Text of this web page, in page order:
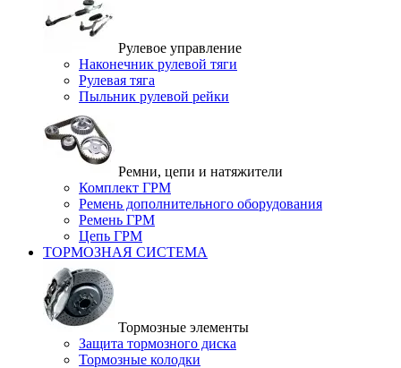
Рулевое управление
Наконечник рулевой тяги
Рулевая тяга
Пыльник рулевой рейки
Ремни, цепи и натяжители
Комплект ГРМ
Ремень дополнительного оборудования
Ремень ГРМ
Цепь ГРМ
ТОРМОЗНАЯ СИСТЕМА
Тормозные элементы
Защита тормозного диска
Тормозные колодки